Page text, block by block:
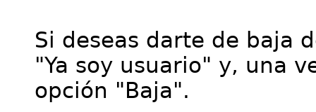
Si deseas darte de baja
"Ya soy usuario" y, una
opción "Baja".